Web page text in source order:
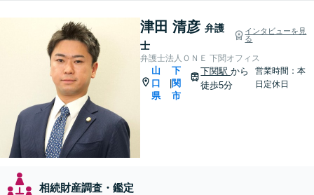
津田 清彦 弁護
士
インタビューを見
る
弁護士法人ＯＮＥ 下関オフィス
山
口
県
下
関
市
下関駅から
徒歩5分
営業時間：本
日定休日
相続財産調査・鑑定